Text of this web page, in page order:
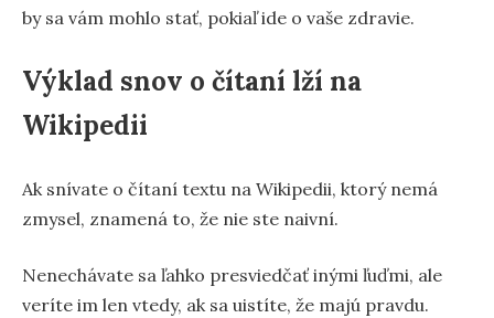
by sa vám mohlo stať, pokiaľ ide o vaše zdravie.
Výklad snov o čítaní lží na
Wikipedii
Ak snívate o čítaní textu na Wikipedii, ktorý nemá
zmysel, znamená to, že nie ste naivní.
Nenechávate sa ľahko presviedčať inými ľuďmi, ale
veríte im len vtedy, ak sa uistíte, že majú pravdu.